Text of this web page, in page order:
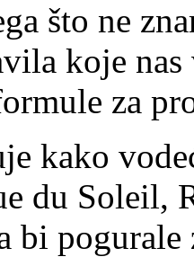
što ne
koje
za
kako
du Soleil,
bi pogurale